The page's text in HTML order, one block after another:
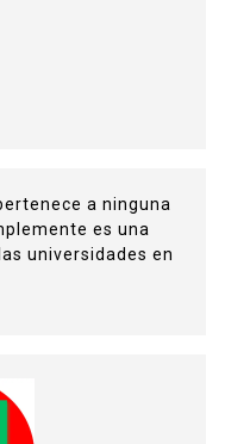
a ninguna
es una
universidades en